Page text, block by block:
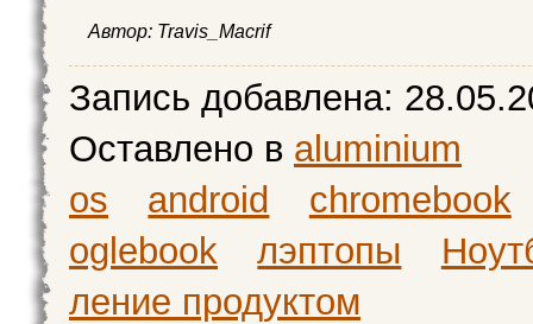
Автор: Travis_Macrif
Запись добавлена:
Оставлено в aluminium
os
android
chromebook
oglebook
лэптопы
ление продуктом